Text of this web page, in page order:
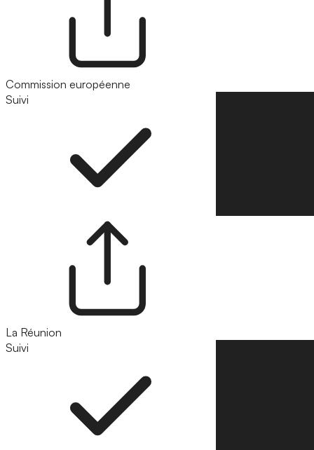
Commission européenne
Suivi
La Réunion
Suivi